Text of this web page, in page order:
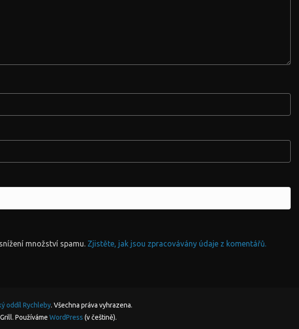
množství spamu. Zjistěte, jak jsou zpracovávány údaje z komentářů.
oddíl Rychleby. Všechna práva vyhrazena.
Používáme WordPress (v češtině).